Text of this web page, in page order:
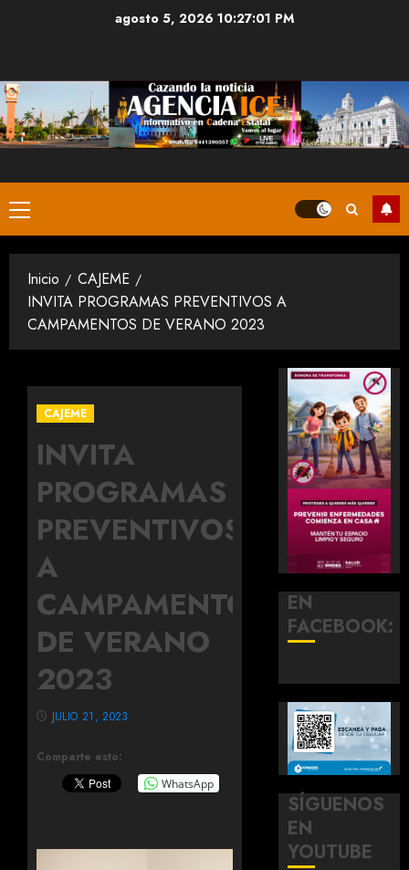
agosto 5, 2026 10:27:02 PM
Menú
principal
Inicio
CAJEME
INVITA PROGRAMAS PREVENTIVOS A
CAMPAMENTOS DE VERANO 2023
CAJEME
INVITA
PROGRAMAS
PREVENTIVOS
A
CAMPAMENTOS
DE VERANO
2023
Comparte esto:
WhatsApp
JULIO 21, 2023
EN
FACEBOOK:
SÍGUENOS
EN
YOUTUBE